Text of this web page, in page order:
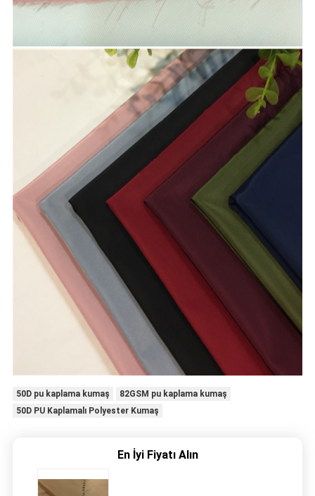
50D pu kaplama kumaş
82GSM pu kaplama kumaş
50D PU Kaplamalı Polyester Kumaş
En İyi Fiyatı Alın